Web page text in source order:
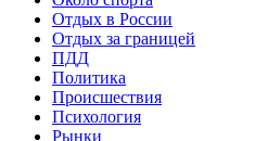
Отдых в России
Отдых за границей
ПДД
Политика
Происшествия
Психология
Рынки